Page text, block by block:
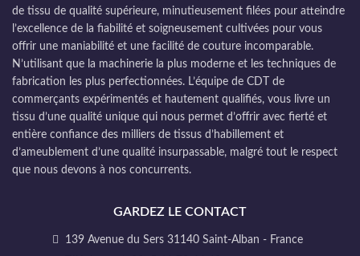
de tissu de qualité supérieure, minutieusement filées pour atteindre
l’excellence de la fiabilité et soigneusement cultivées pour vous
offrir une maniabilité et une facilité de couture incomparable.
N’utilisant que la machinerie la plus moderne et les techniques de
fabrication les plus perfectionnées. L’équipe de CDT de
commerçants expérimentés et hautement qualifiés, vous livre un
tissu d’une qualité unique qui nous permet d’offrir avec fierté et
entière confiance des milliers de tissus d’habillement et
d’ameublement d’une qualité insurpassable, malgré tout le respect
que nous devons à nos concurrents.
GARDEZ LE CONTACT
139 Avenue du Sers 31140 Saint-Alban - France